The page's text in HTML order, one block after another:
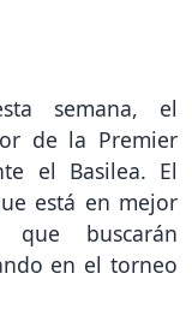
semana, el
de la Premier
el Basilea. El
está en mejor
buscarán
en el torneo